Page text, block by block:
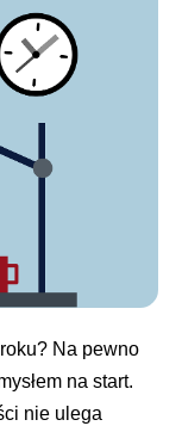
Na pewno
na start.
nie ulega